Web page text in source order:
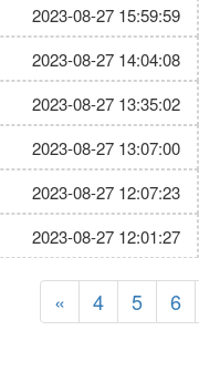
2023-08-27 15:59:59
2023-08-27 14:04:08
2023-08-27 13:35:02
2023-08-27 13:07:00
2023-08-27 12:07:23
2023-08-27 12:01:27
« 4 5 6